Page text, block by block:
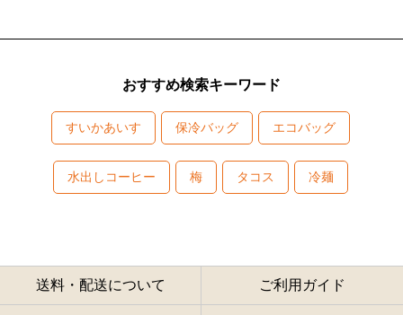
おすすめ検索キーワード
すいかあいす 保冷バッグ エコバッグ
水出しコーヒー 梅 タコス 冷麺
送料・配送について ご利用ガイド